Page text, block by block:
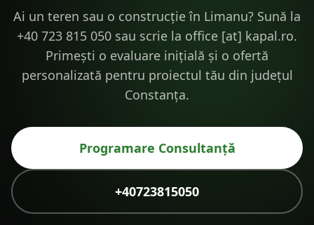
Ai un teren sau o construcție în Limanu? Sună la
+40 723 815 050 sau scrie la office [at] kapal.ro.
Primești o evaluare inițială și o ofertă
personalizată pentru proiectul tău din județul
Constanța.
Programare Consultanță
+40723815050